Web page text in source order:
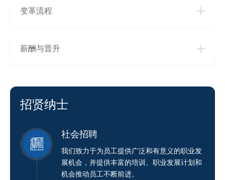
变革流程
薪酬与晋升
招贤纳士
社会招聘
我们致力于为员工提供广泛和有意义的职业发
展机会，并提供丰富的培训、职业发展计划和
机会推动员工不断前进。